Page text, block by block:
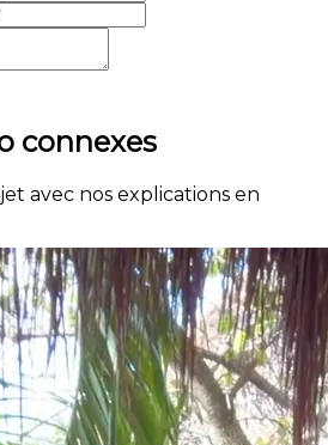
connexes
avec nos explications en